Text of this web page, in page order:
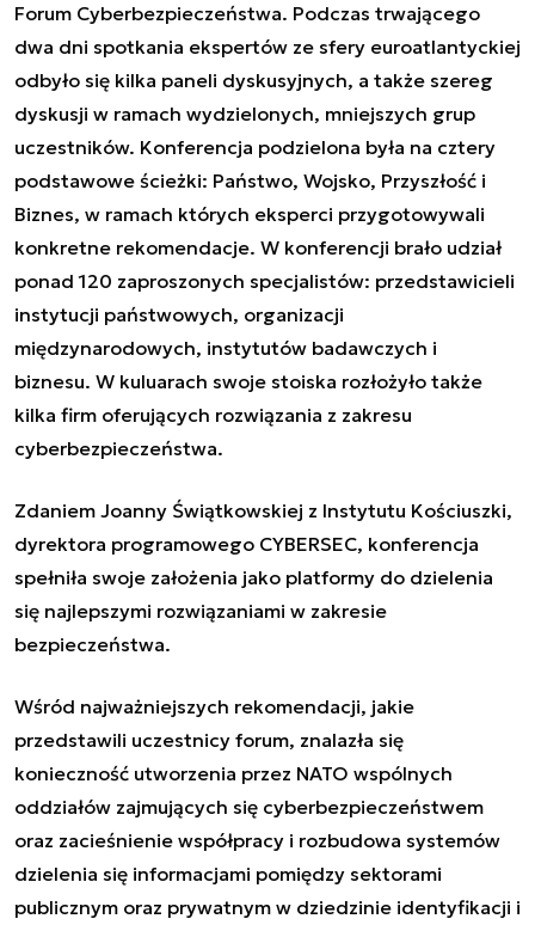
Forum Cyberbezpieczeństwa. Podczas trwającego
dwa dni spotkania ekspertów ze sfery euroatlantyckiej
odbyło się kilka paneli dyskusyjnych, a także szereg
dyskusji w ramach wydzielonych, mniejszych grup
uczestników. Konferencja podzielona była na cztery
podstawowe ścieżki: Państwo, Wojsko, Przyszłość i
Biznes, w ramach których eksperci przygotowywali
konkretne rekomendacje. W konferencji brało udział
ponad 120 zaproszonych specjalistów: przedstawicieli
instytucji państwowych, organizacji
międzynarodowych, instytutów badawczych i
biznesu. W kuluarach swoje stoiska rozłożyło także
kilka firm oferujących rozwiązania z zakresu
cyberbezpieczeństwa.
Zdaniem Joanny Świątkowskiej z Instytutu Kościuszki,
dyrektora programowego CYBERSEC, konferencja
spełniła swoje założenia jako platformy do dzielenia
się najlepszymi rozwiązaniami w zakresie
bezpieczeństwa.
Wśród najważniejszych rekomendacji, jakie
przedstawili uczestnicy forum, znalazła się
konieczność utworzenia przez NATO wspólnych
oddziałów zajmujących się cyberbezpieczeństwem
oraz zacieśnienie współpracy i rozbudowa systemów
dzielenia się informacjami pomiędzy sektorami
publicznym oraz prywatnym w dziedzinie identyfikacji i